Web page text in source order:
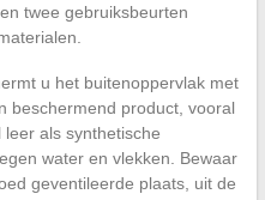
twee gebruiksbeurten
u het buitenoppervlak met
beschermend product, vooral
als synthetische
water en vlekken. Bewaar
geventileerde plaats, uit de